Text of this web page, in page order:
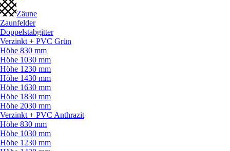
Zäune
Zaunfelder
Doppelstabgitter
Verzinkt + PVC Grün
Höhe 830 mm
Höhe 1030 mm
Höhe 1230 mm
Höhe 1430 mm
Höhe 1630 mm
Höhe 1830 mm
Höhe 2030 mm
Verzinkt + PVC Anthrazit
Höhe 830 mm
Höhe 1030 mm
Höhe 1230 mm